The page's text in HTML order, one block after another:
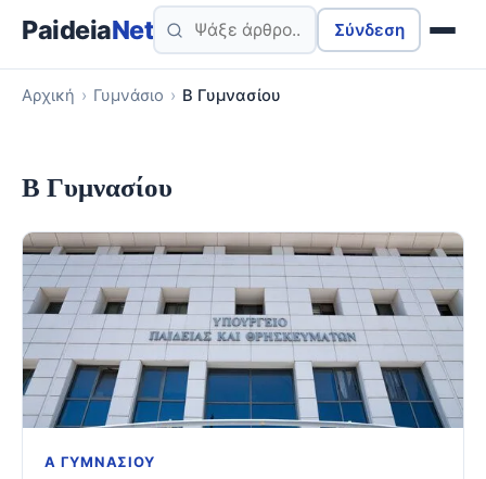
PaideiaNet Σύνδεση
Αρχική › Γυμνάσιο › Β Γυμνασίου
Β Γυμνασίου
Α ΓΥΜΝΑΣΊΟΥ